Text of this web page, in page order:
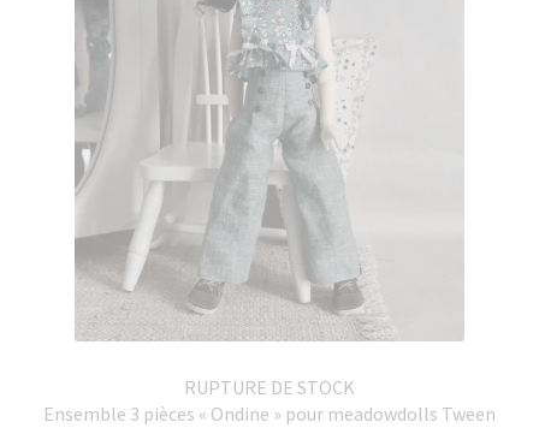
RUPTURE DE STOCK
Ensemble 3 pièces « Ondine » pour meadowdolls Tween